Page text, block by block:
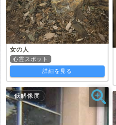
女の人
心霊スポット
詳細を見る
低解像度